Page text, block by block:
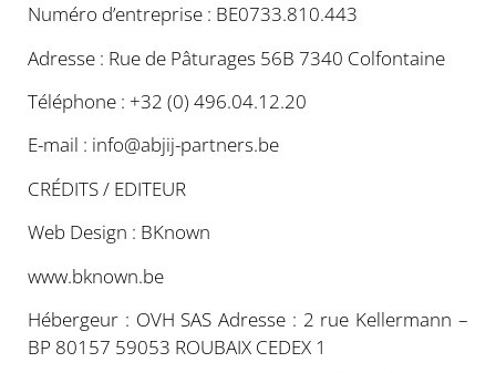
Numéro d’entreprise : BE0733.810.443
Adresse : Rue de Pâturages 56B 7340 Colfontaine
Téléphone : +32 (0) 496.04.12.20
E-mail : info@abjij-partners.be
CRÉDITS / EDITEUR
Web Design : BKnown
www.bknown.be
Hébergeur : OVH SAS Adresse : 2 rue Kellermann –
BP 80157 59053 ROUBAIX CEDEX 1